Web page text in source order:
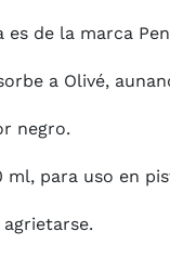
es de la marca
a Olivé,
negro.
ml, para uso en